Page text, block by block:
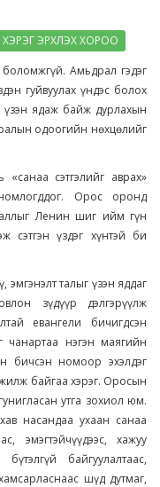
ЭРХЛЭХ ХОРОО
боломжгүй. Амьдрал гэдэг
гуйвуулах үндэс болох
үзэн ядаж байж дурлахын
одоогийн нөхцөлийг
сэтгэлийг аврах»
Орос оронд
Ленин шиг ийм гүн
сэтгэн үздэг хүнтэй би
талыг үзэн яддаг
зүдүүр дэлгэрүүлж
евангели бичигдсэн
нэгэн маягийн
бичсэн номоор эхэлдэг
байгаа хэрэг. Оросын
утга зохиол юм.
насандаа ухаан санаа
эмэгтэйчүүдээс, хажуу
байгуулалтаас,
шүд дутмаг,